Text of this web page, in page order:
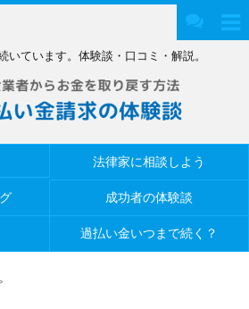
いています。体験談・口コミ・解説。
法律家に相談しよう
成功者の体験談
過払い金いつまで続く？